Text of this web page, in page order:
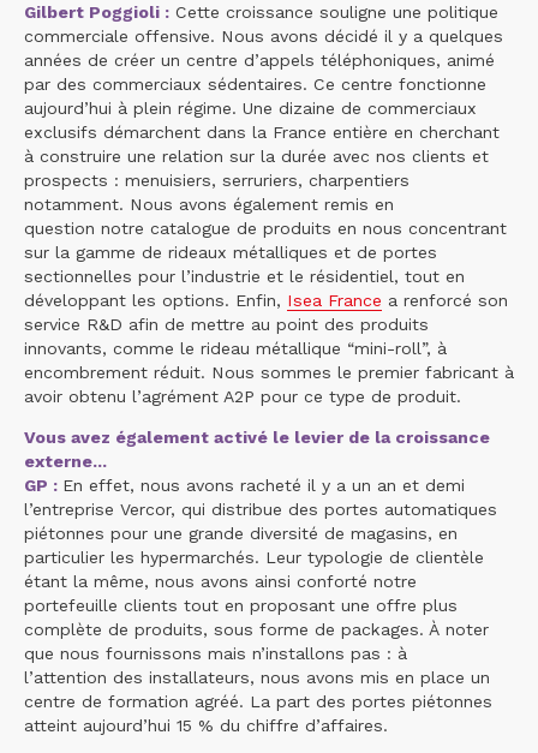
Gilbert Poggioli : Cette croissance souligne une politique
commerciale offensive. Nous avons décidé il y a quelques
années de créer un centre d’appels téléphoniques, animé
par des commerciaux sédentaires. Ce centre fonctionne
aujourd’hui à plein régime. Une dizaine de commerciaux
exclusifs démarchent dans la France entière en cherchant
à construire une relation sur la durée avec nos clients et
prospects : menuisiers, serruriers, charpentiers
notamment. Nous avons également remis en
question notre catalogue de produits en nous concentrant
sur la gamme de rideaux métalliques et de portes
sectionnelles pour l’industrie et le résidentiel, tout en
développant les options. Enfin, Isea France a renforcé son
service R&D afin de mettre au point des produits
innovants, comme le rideau métallique “mini-roll”, à
encombrement réduit. Nous sommes le premier fabricant à
avoir obtenu l’agrément A2P pour ce type de produit.
Vous avez également activé le levier de la croissance
externe...
GP : En effet, nous avons racheté il y a un an et demi
l’entreprise Vercor, qui distribue des portes automatiques
piétonnes pour une grande diversité de magasins, en
particulier les hypermarchés. Leur typologie de clientèle
étant la même, nous avons ainsi conforté notre
portefeuille clients tout en proposant une offre plus
complète de produits, sous forme de packages. À noter
que nous fournissons mais n’installons pas : à
l’attention des installateurs, nous avons mis en place un
centre de formation agréé. La part des portes piétonnes
atteint aujourd’hui 15 % du chiffre d’affaires.